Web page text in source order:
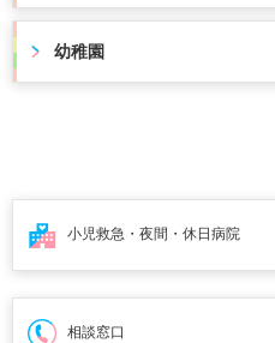
幼稚園
小児救急・夜間・ 休日病院
相談窓口